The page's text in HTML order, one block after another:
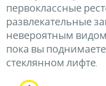
первоклассные
развлекательные
невероятным видом
пока вы
стеклянном лифте.